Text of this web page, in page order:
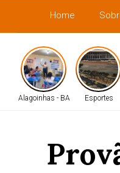
Home
Alagoinhas - BA Esportes